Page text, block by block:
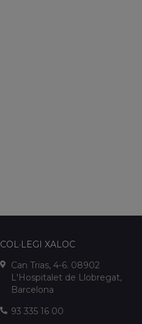
COL·LEGI XALOC
Can Trias, 4-6. 08902
L'Hospitalet de Llobregat,
Barcelona
93 335 16 00